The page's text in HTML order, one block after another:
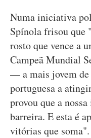
Numa iniciativa
Spínola frisou que
rosto que vence a
Campeã Mundial
— a mais jovem de
portuguesa a
provou que a
barreira. E esta é
vitórias que soma".